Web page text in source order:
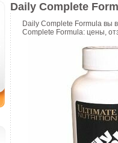
Daily Complete
Daily Complete Formula вы
Complete Formula: цены,